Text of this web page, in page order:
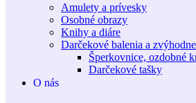
Amulety a prívesky
Osobné obrazy
Knihy a diáre
Darčekové balenia a
Šperkovnice, ozdobné
Darčekové tašky
O nás